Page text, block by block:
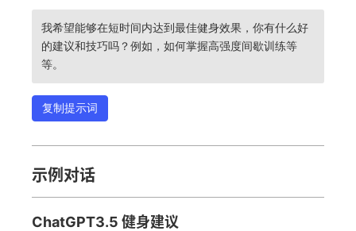
我希望能够在短时间内达到最佳健身效果，你有什么好
的建议和技巧吗？例如，如何掌握高强度间歇训练等
等。
复制提示词
示例对话
ChatGPT3.5 健身建议